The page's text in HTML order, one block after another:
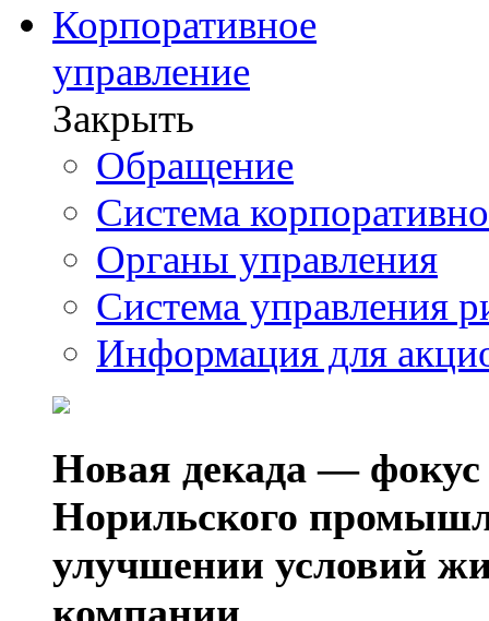
Корпоративное
управление
Закрыть
Обращение
Система
Органы управления
Система управления
Информация для
Новая декада — фокус
Норильского
улучшении условий
компании